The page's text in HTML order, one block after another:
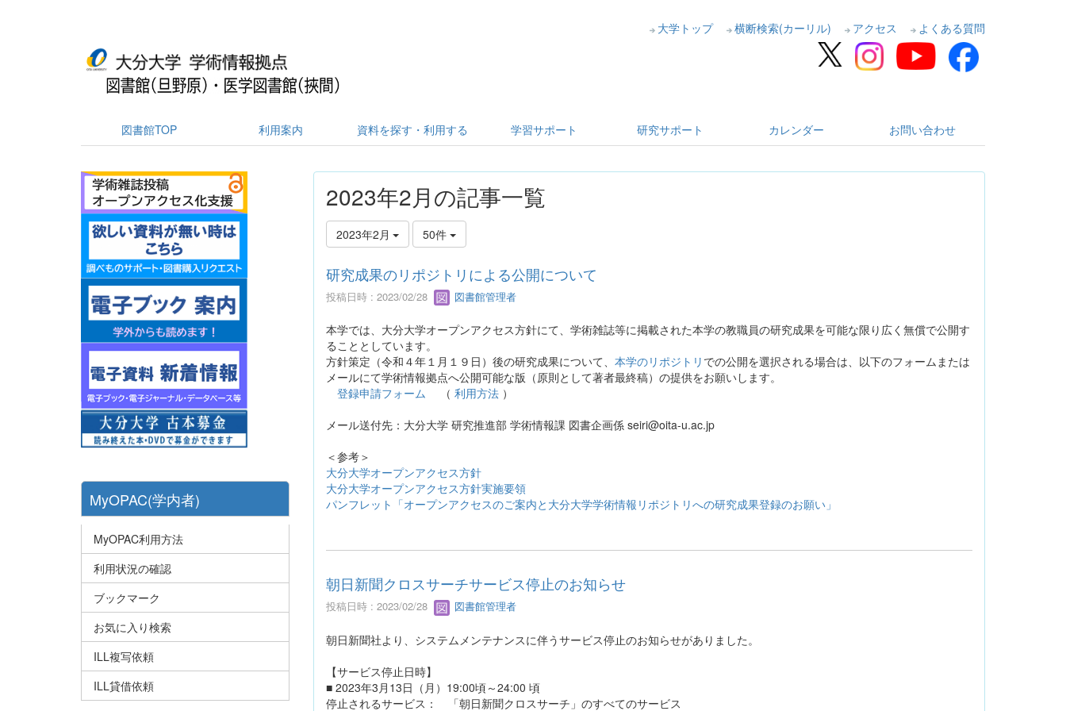
大学トップ 横断検索(カーリル) アクセス よくある質問
図書館TOP 利用案内 資料を探す・利用する 学習サポート 研究サポート カレンダー お問い合わせ
2023年2月の記事一覧
2023年2月 50件
研究成果のリポジトリによる公開について
投稿日時 : 2023/02/28 図書館管理者
本学では、大分大学オープンアクセス方針にて、学術雑誌等に掲載された本学の教職員の研究成果を可能な限り広く無償で公開す
ることとしています。
方針策定（令和４年１月１９日）後の研究成果について、 本学のリポジトリ での公開を選択される場合は、以下のフォームまたは
メールにて学術情報拠点へ公開可能な版（原則として著者最終稿）の提供をお願いします。
登録申請フォーム （ 利用方法）
メール送付先：大分大学 研究推進部 学術情報課 図書企画係 seiri@oita-u.ac.jp
＜参考＞
大分大学オープンアクセス方針
大分大学オープンアクセス方針実施要領
パンフレット「オープンアクセスのご案内と大分大学学術情報リポジトリへの研究成果登録のお願い」
朝日新聞クロスサーチサービス停止のお知らせ
投稿日時 : 2023/02/28 図書館管理者
朝日新聞社より、システムメンテナンスに伴うサービス停止のお知らせがありました。
【サービス停止日時】
■ 2023年3月13日（月）19:00頃～24:00 頃
停止されるサービス： 「朝日新聞クロスサーチ」のすべてのサービス
MyOPAC(学内者)
MyOPAC利用方法
利用状況の確認
ブックマーク
お気に入り検索
ILL複写依頼
ILL貸借依頼